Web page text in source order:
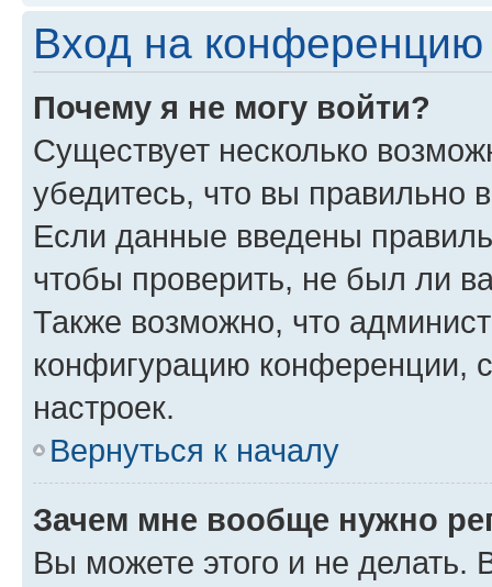
Вход на конференцию
Почему я не могу войти?
Существует несколько
убедитесь, что вы правильно
Если данные введены
чтобы проверить, не был ли
Также возможно, что
конфигурацию конференции,
настроек.
Вернуться к началу
Зачем мне вообще нужно
Вы можете этого и не делать.